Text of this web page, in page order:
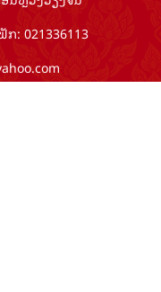
ກ: 021336113